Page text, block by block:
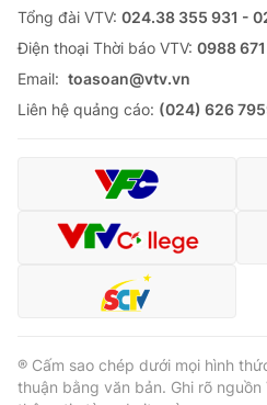
Tư vấn
Chuyên mục khác
Emagazine
Video
VTV Money
VTV Sức khoẻ
Tổng đài VTV: 024.38 355 931 -
Ðiện thoại Thời báo VTV: 0988 671
Email: toasoan@vtv.vn
Liên hệ quảng cáo: (024) 626
® Cấm sao chép dưới mọi hình
thuận bằng văn bản. Ghi rõ